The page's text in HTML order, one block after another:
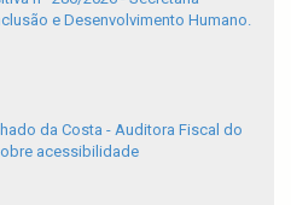
e Desenvolvimento Humano.
da Costa - Auditora Fiscal do
acessibilidade